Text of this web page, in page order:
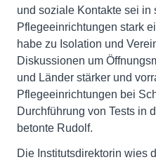
und soziale Kontakte sei in
Pflegeeinrichtungen stark
habe zu Isolation und
Diskussionen um
und Länder stärker und
Pflegeeinrichtungen bei
Durchführung von Tests in
betonte Rudolf.
Die Institutsdirektorin wies